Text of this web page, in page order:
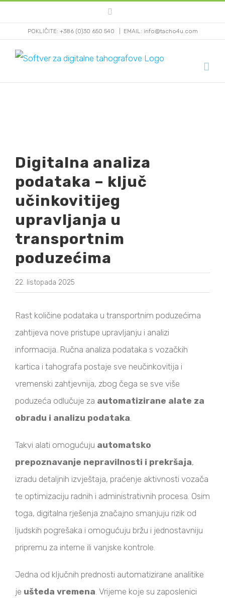
to
content
POKLIČITE: +386 (0)30 650 540 EMAIL: info@tacho4u.com
Larger
Image
Digitalna analiza
podataka – ključ
učinkovitijeg
upravljanja u
transportnim
poduzećima
22. listopada 2025
Rast količine podataka u transportnim poduzećima
zahtijeva nove pristupe upravljanju i analizi
informacija. Ručna analiza podataka s vozačkih
kartica i tahografa postaje sve neučinkovitija i
vremenski zahtjevnija, zbog čega se sve više
poduzeća odlučuje za automatizirane alate za
obradu i analizu podataka.
Takvi alati omogućuju automatsko
prepoznavanje nepravilnosti i prekršaja,
izradu detaljnih izvještaja, praćenje aktivnosti vozača
te optimizaciju radnih i administrativnih procesa. Osim
toga, digitalna rješenja značajno smanjuju rizik od
ljudskih pogrešaka i omogućuju bržu i jednostavniju
pripremu za interne ili vanjske kontrole.
Jedna od ključnih prednosti automatizirane analitike
je uštedа vremena. Vrijeme koje su zaposlenici